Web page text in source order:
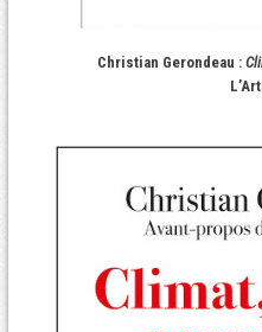
Christian Gerondeau :